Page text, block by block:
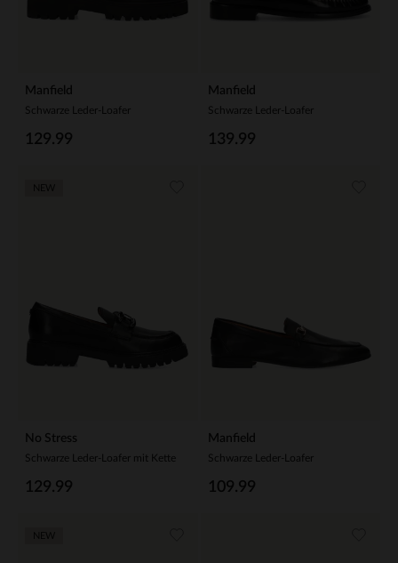
Manfield
Schwarze Leder-Loafer
129.99
Manfield
Schwarze Leder-Loafer
139.99
No Stress
Schwarze Leder-Loafer mit Kette
129.99
Manfield
Schwarze Leder-Loafer
109.99